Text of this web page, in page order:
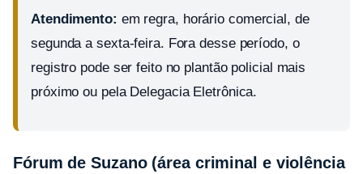
Atendimento: em regra, horário comercial, de
segunda a sexta-feira. Fora desse período, o
registro pode ser feito no plantão policial mais
próximo ou pela Delegacia Eletrônica.
Fórum de Suzano (área criminal e violência